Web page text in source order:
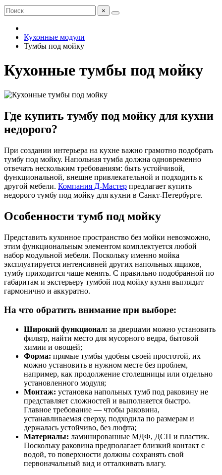
×
Кухонные модули
Тумбы под мойку
Кухонные тумбы под мойку
Где купить тумбу под мойку для кухни
недорого?
При создании интерьера на кухне важно грамотно подобрать
тумбу под мойку. Напольная тумба должна одновременно
отвечать нескольким требованиям: быть устойчивой,
функциональной, внешне привлекательной и подходить к
другой мебели. Компания Д-Мастер предлагает купить
недорого тумбу под мойку для кухни в Санкт-Петербурге.
Особенности тумб под мойку
Представить кухонное пространство без мойки невозможно,
этим функциональным элементом комплектуется любой
набор модульной мебели. Поскольку именно мойка
эксплуатируется интенсивней других напольных ящиков,
тумбу приходится чаще менять. С правильно подобранной по
габаритам и экстерьеру тумбой под мойку кухня выглядит
гармонично и аккуратно.
На что обратить внимание при выборе:
Широкий функционал: за дверцами можно установить
фильтр, найти место для мусорного ведра, бытовой
химии и овощей;
Форма: прямые тумбы удобны своей простотой, их
можно установить в нужном месте без проблем,
например, как продолжение столешницы или отдельно
установленного модуля;
Монтаж: установка напольных тумб под раковину не
представляет сложностей и выполняется быстро.
Главное требование — чтобы раковина,
устанавливаемая сверху, подходила по размерам и
держалась устойчиво, без люфта;
Материалы: ламинированные МДФ, ДСП и пластик.
Поскольку раковина предполагает близкий контакт с
водой, то поверхности должны сохранять свой
первоначальный вид и отталкивать влагу.